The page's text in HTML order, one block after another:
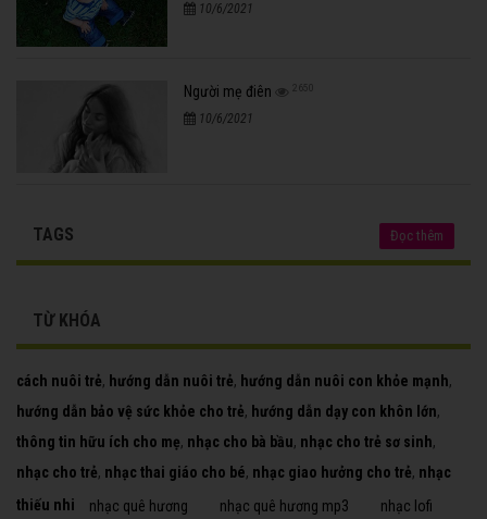
10/6/2021
Người mẹ điên 2650
10/6/2021
TAGS Đọc thêm
TỪ KHÓA
cách nuôi trẻ, hướng dẫn nuôi trẻ, hướng dẫn nuôi con khỏe mạnh,
hướng dẫn bảo vệ sức khỏe cho trẻ, hướng dẫn dạy con khôn lớn,
thông tin hữu ích cho mẹ, nhạc cho bà bầu, nhạc cho trẻ sơ sinh,
nhạc cho trẻ, nhạc thai giáo cho bé, nhạc giao hưởng cho trẻ, nhạc
thiếu nhi
nhạc quê hương nhạc quê hương mp3 nhạc lofi